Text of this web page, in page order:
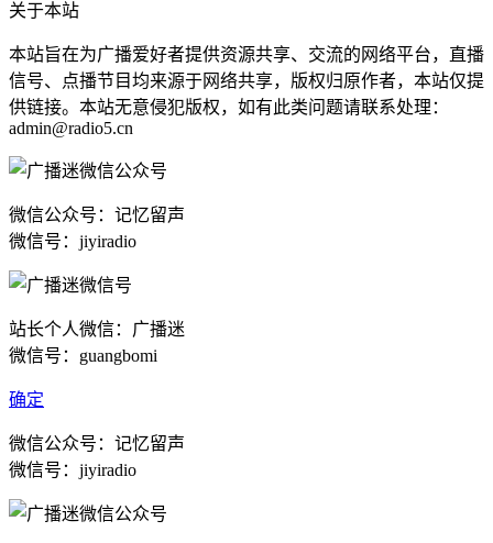
关于本站
本站旨在为广播爱好者提供资源共享、交流的网络平台，直播
信号、点播节目均来源于网络共享，版权归原作者，本站仅提
供链接。本站无意侵犯版权，如有此类问题请联系处理：
admin@radio5.cn
微信公众号：记忆留声
微信号：jiyiradio
站长个人微信：广播迷
微信号：guangbomi
确定
微信公众号：记忆留声
微信号：jiyiradio